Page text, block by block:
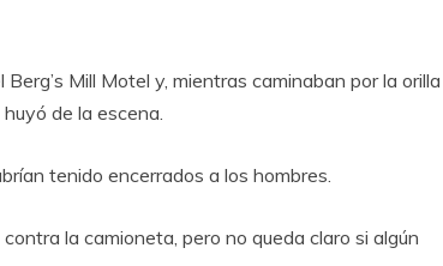
Mill Motel y, mientras caminaban por la orilla
de la escena.
tenido encerrados a los hombres.
la camioneta, pero no queda claro si algún